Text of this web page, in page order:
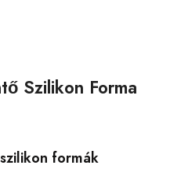
Szilikon Forma
formák